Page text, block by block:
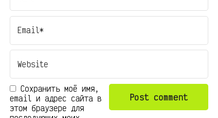
Сохранить моё имя,
email и адрес сайта в
этом браузере для